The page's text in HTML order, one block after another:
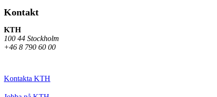
Kontakt
KTH
100 44 Stockholm
+46 8 790 60 00
Kontakta KTH